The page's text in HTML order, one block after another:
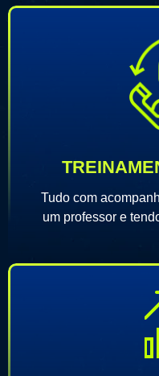
Tudo com
um professor e